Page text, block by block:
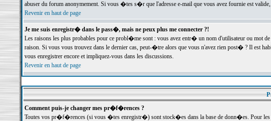
abuser du forum anonymement. Si vous �tes s�r que l'adresse e-mail que vous avez fournie est
Revenir en haut de page
Je me suis enregistr� dans le pass�, mais ne peux plus me connecter ?!
Les raisons les plus probables pour ce probl�me sont : vous avez entr� un nom d'utilisateur ou
raison. Si vous vous trouvez dans le dernier cas, peut-�tre alors que vous n'avez rien post� ? Il est
vous enregistrer encore et impliquez-vous dans les discussions.
Revenir en haut de page
Comment puis-je changer mes pr�f�rences ?
Toutes vos pr�f�rences (si vous �tes enregistr�) sont stock�es dans la base de donn�es. Pour les